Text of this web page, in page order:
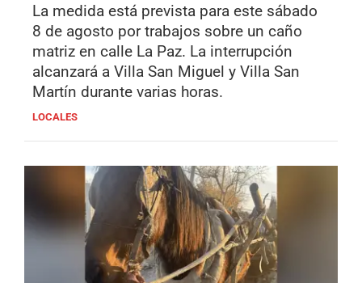
La medida está prevista para este sábado
8 de agosto por trabajos sobre un caño
matriz en calle La Paz. La interrupción
alcanzará a Villa San Miguel y Villa San
Martín durante varias horas.
LOCALES